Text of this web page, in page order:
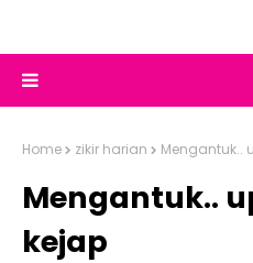
Home zikir harian Mengantuk..
Mengantuk..
kejap